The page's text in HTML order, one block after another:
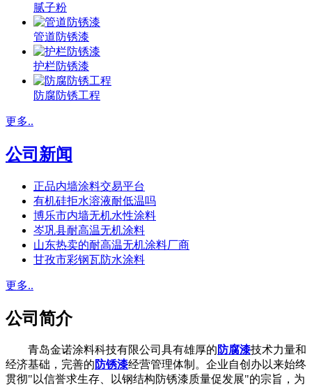
腻子粉
管道防锈漆
护栏防锈漆
防腐防锈工程
更多..
公司新闻
正品内墙涂料交易平台
有机硅拒水溶液耐低温吗
博乐市内墙无机水性涂料
岑巩县耐高温无机涂料
山东热卖的耐高温无机涂料厂商
甘孜市彩钢瓦防水涂料
更多..
公司简介
青岛金诺涂料科技有限公司具有雄厚的 防腐漆技术力量和
经济基础，完善的 防锈漆经营管理体制。企业自创办以来始终
贯彻"以信誉求生存、以钢结构防锈漆质量促发展"的宗旨，为